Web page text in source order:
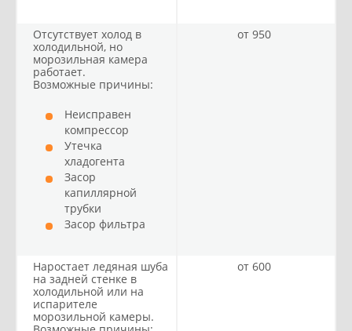
Отсутствует холод в
холодильной, но
морозильная камера
работает.
Возможные причины:
Неисправен
компрессор
Утечка
хладогента
Засор
капиллярной
трубки
Засор фильтра
от 950
Наростает ледяная шуба
на задней стенке в
холодильной или на
испарителе
морозильной камеры.
от 600